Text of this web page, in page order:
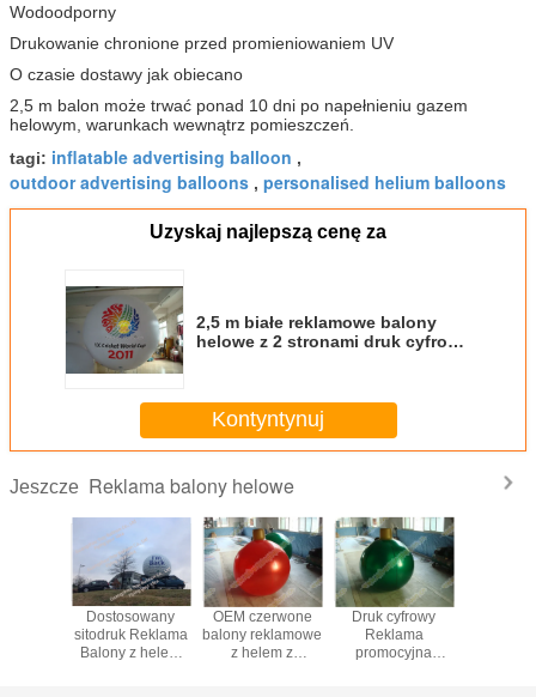
Wodoodporny
Drukowanie chronione przed promieniowaniem UV
O czasie dostawy jak obiecano
2,5 m balon może trwać ponad 10 dni po napełnieniu gazem
helowym, warunkach wewnątrz pomieszczeń.
tagi: inflatable advertising balloon ,
outdoor advertising balloons , personalised helium balloons
Uzyskaj najlepszą cenę za
2,5 m białe reklamowe balony
helowe z 2 stronami druk cyfrowy
Kontyntynuj
Jeszcze Reklama balony helowe
Dostosowany
sitodruk Reklama
Balony z helem
OEM czerwone
balony reklamowe
z helem z
Druk cyfrowy
Reklama
promocyjna